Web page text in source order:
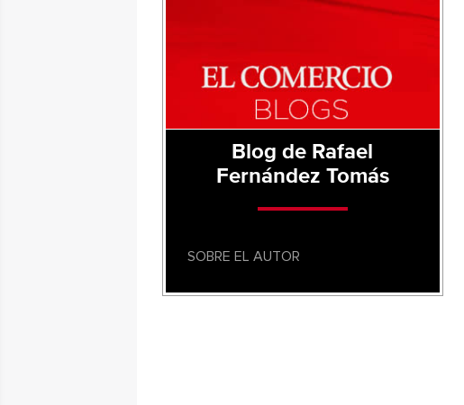
Blog de Rafael
Fernández Tomás
SOBRE EL AUTOR